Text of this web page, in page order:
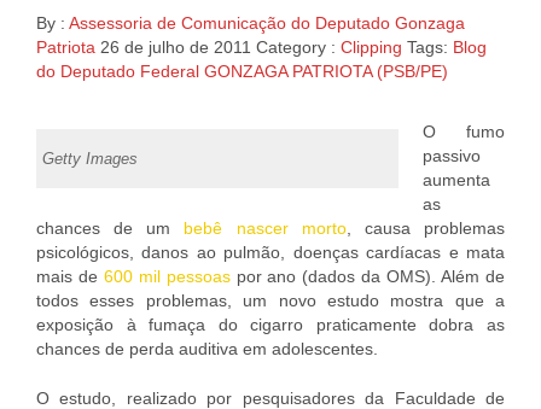
By : Assessoria de Comunicação do Deputado Gonzaga
Patriota 26 de julho de 2011 Category : Clipping Tags: Blog
do Deputado Federal GONZAGA PATRIOTA (PSB/PE)
Getty Images
O fumo
passivo
aumenta
as
chances de um bebê nascer morto, causa problemas
psicológicos, danos ao pulmão, doenças cardíacas e mata
mais de 600 mil pessoaspor ano (dados da OMS). Além de
todos esses problemas, um novo estudo mostra que a
exposição à fumaça do cigarro praticamente dobra as
chances de perda auditiva em adolescentes.
O estudo, realizado por pesquisadores da Faculdade de